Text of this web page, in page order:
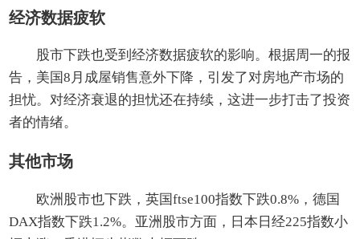
经济数据疲软
股市下跌也受到经济数据疲软的影响。根据周一的报
告，美国8月成屋销售意外下降，引发了对房地产市场的
担忧。对经济衰退的担忧还在持续，这进一步打击了投资
者的情绪。
其他市场
欧洲股市也下跌，英国ftse100指数下跌0.8%，德国
DAX指数下跌1.2%。亚洲股市方面，日本日经225指数小